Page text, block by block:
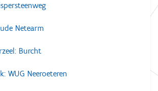
Netearm
Burcht
WUG Neeroeteren